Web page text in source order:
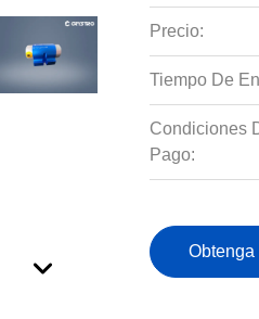
Precio:
Tiempo De
Condiciones
Pago: